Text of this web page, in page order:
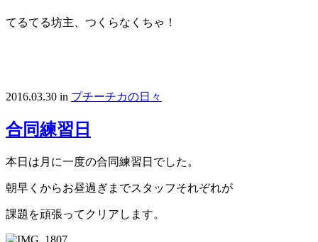
てるてる坊主、つくらなくちゃ！
2016.03.30 in プチーチカの日々
合同練習日
本日は月に一度の合同練習日でした。
朝早くからお昼過ぎまでスタッフそれぞれが
課題を頑張ってクリアします。